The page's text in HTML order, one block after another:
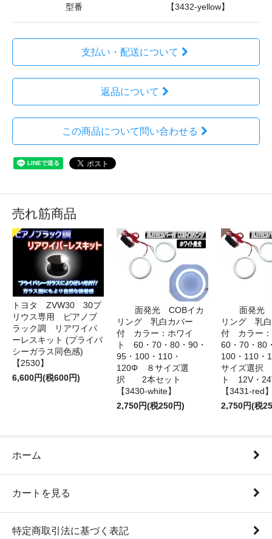
型番 【3432-yellow】
支払い・配送について
返品について
この商品について問い合わせる
売れ筋商品
トヨタ ZVW30 30プ
リウス専用 ピアノブ
ラック調 リアワイパ
ーレスキット (プライバ
シーガラス同色感)
【2530】
6,600円(税600円)
面発光 COBイカ
リング 乳白カバー
付 カラー：ホワイ
ト 60・70・80・90・
95・100・110・
120Φ ８サイズ選
択 2本セット
【3430-white】
2,750円(税250円)
面発光
リング 乳
付 カラー
60・70・80
100・110
サイズ選
ト 12V・
【3431-red
2,750円(税
ホーム
カートを見る
特定商取引法に基づく表記